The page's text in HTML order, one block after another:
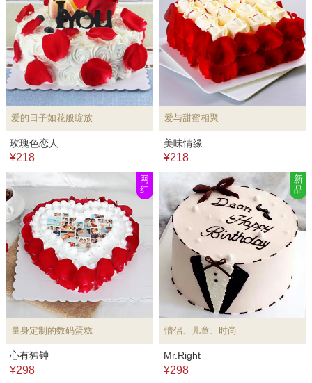
爱的日子如花般绽放
玫瑰色恋人
¥218
爱与甜蜜相聚
美味情缘
¥218
量身定制的数码蛋糕
网
红
心有独钟
¥298
情侣、儿童、时尚
新
品
Mr.Right
¥298